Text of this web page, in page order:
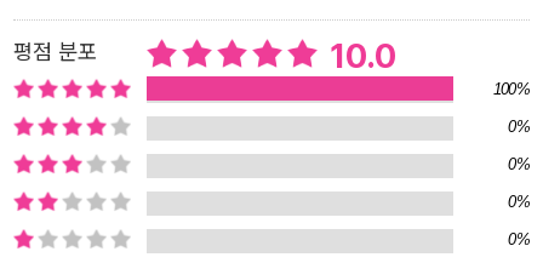
평점 분포 10.0
100%
0%
0%
0%
0%